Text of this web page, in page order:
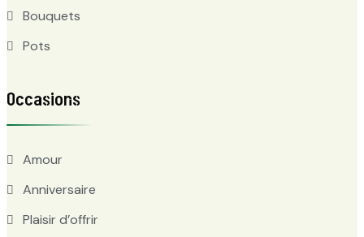
Bouquets
Pots
Occasions
Amour
Anniversaire
Plaisir d’offrir